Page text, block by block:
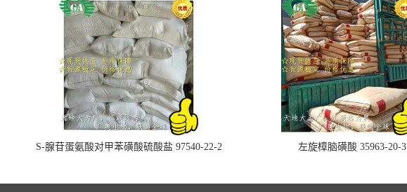
S-腺苷蛋氨酸对甲苯磺酸硫酸盐 97540-22-2 左旋樟脑磺酸 35963-20-3